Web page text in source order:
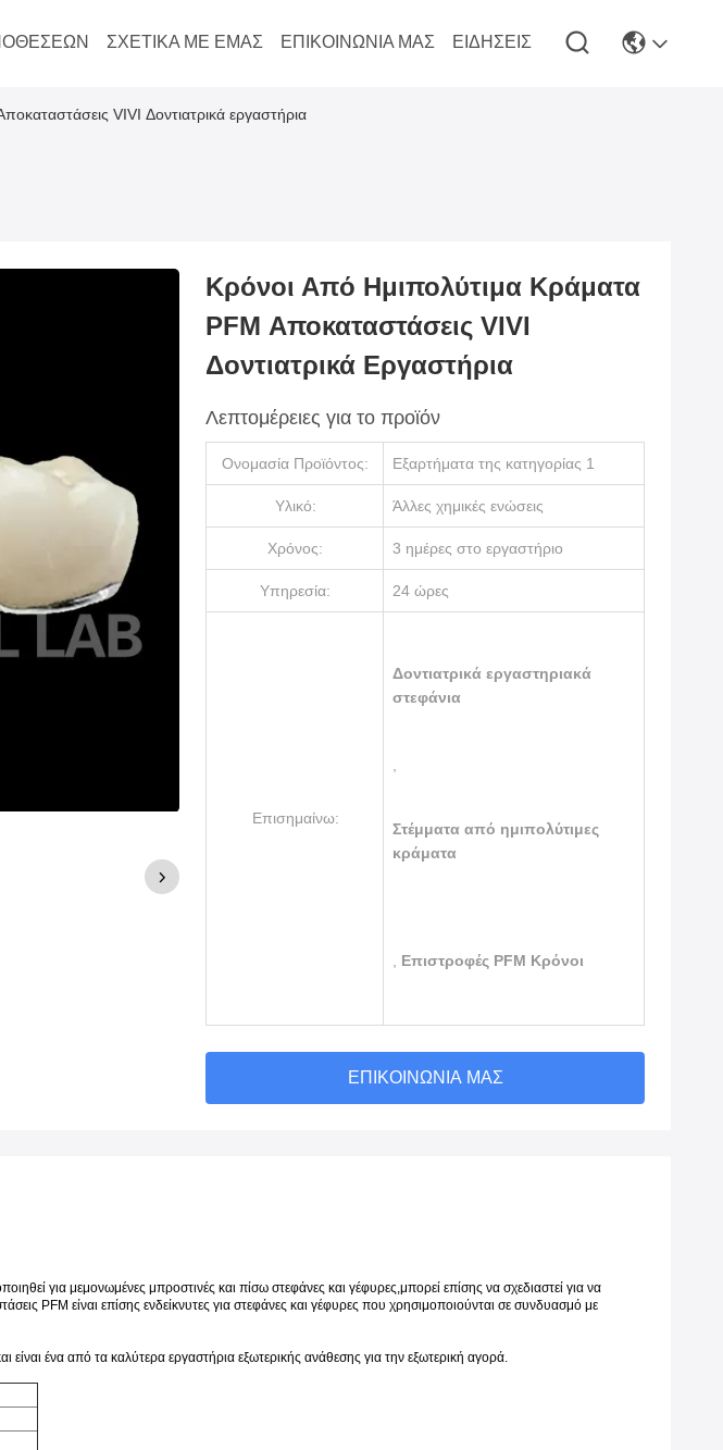
ΣΧΕΤΙΚΆ ΜΕ ΕΜΆΣ ΕΠΙΚΟΙΝΩΝΊΑ ΜΑΣ ΕΙΔΉΣΕΙΣ
VIVI Δοντιατρικά εργαστήρια
Κρόνοι Από Ημιπολύτιμα Κράματα
PFM Αποκαταστάσεις VIVI
Δοντιατρικά Εργαστήρια
Λεπτομέρειες για το προϊόν
Ονομασία Προϊόντος: Εξαρτήματα της κατηγορίας 1
Υλικό: Άλλες χημικές ενώσεις
Χρόνος: 3 ημέρες στο εργαστήριο
Υπηρεσία: 24 ώρες
Επισημαίνω:
Δοντιατρικά εργαστηριακά
στεφάνια
Στέμματα από ημιπολύτιμες
κράματα
Επιστροφές PFM Κρόνοι
ΕΠΙΚΟΙΝΩΝΊΑ ΜΑΣ
για μεμονωμένες μπροστινές και πίσω στεφάνες και γέφυρες,μπορεί επίσης να σχεδιαστεί για να
PFM είναι επίσης ενδείκνυτες για στεφάνες και γέφυρες που χρησιμοποιούνται σε συνδυασμό με
ένα από τα καλύτερα εργαστήρια εξωτερικής ανάθεσης για την εξωτερική αγορά.